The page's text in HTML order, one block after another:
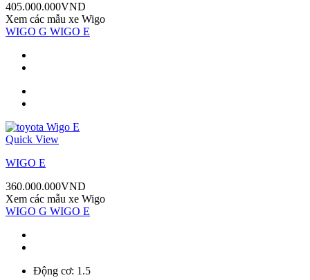
405.000.000VND
Xem các mẫu xe Wigo
WIGO G WIGO E
Quick View
WIGO E
360.000.000VND
Xem các mẫu xe Wigo
WIGO G WIGO E
Động cơ: 1.5